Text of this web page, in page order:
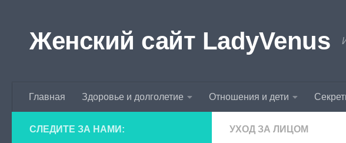
Женский сайт LadyVenus
Главная Здоровье и долголетие Отношения и дети
УХОД ЗА ЛИЦОМ
СЛЕДИТЕ ЗА НАМИ: